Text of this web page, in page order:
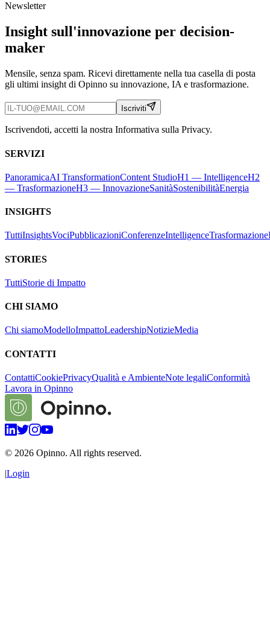
Newsletter
Insight sull'innovazione per decision-
maker
Mensile, senza spam. Ricevi direttamente nella tua casella di posta
gli ultimi insight di Opinno su innovazione, IA e trasformazione.
Iscriviti
Iscrivendoti, accetti la nostra Informativa sulla Privacy.
SERVIZI
PanoramicaAI TransformationContent StudioH1 — IntelligenceH2
— TrasformazioneH3 — InnovazioneSanitàSostenibilitàEnergia
INSIGHTS
TuttiInsightsVociPubblicazioniConferenzeIntelligenceTrasformazione
STORIES
TuttiStorie di Impatto
CHI SIAMO
Chi siamoModelloImpattoLeadershipNotizieMedia
CONTATTI
ContattiCookiePrivacyQualità e AmbienteNote legaliConformità
Lavora in Opinno
© 2026 Opinno. All rights reserved.
|Login